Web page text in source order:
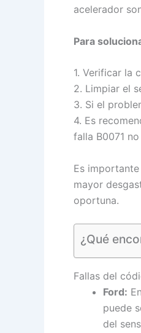
acelerador
Para
1. Verificar la
2. Limpiar el
3. Si el
4. Es
falla B0071
Es
mayor
oportuna.
¿Qué
Fallas del
Ford:
puede
del